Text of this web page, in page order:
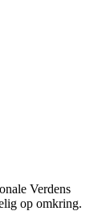
Verdens
op omkring.